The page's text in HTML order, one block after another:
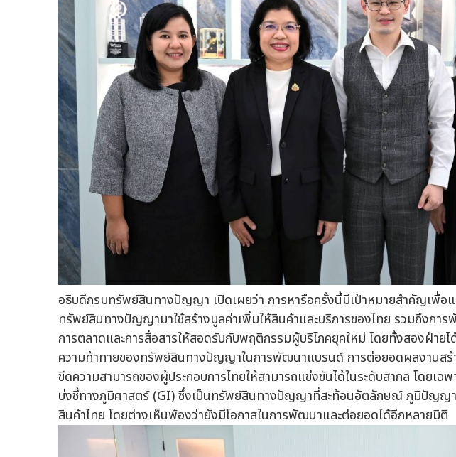
อธิบดีกรมทรัพย์สินทางปัญญา เปิดเผยว่า การหารือครั้งนี้มีเป้าหมายสำคัญเพื่อ
ทรัพย์สินทางปัญญามาใช้สร้างมูลค่าเพิ่มให้สินค้าและบริการของไทย รวมถึงกา
การตลาดและการสื่อสารให้สอดรับกับพฤติกรรมผู้บริโภคยุคใหม่ โดยทั้งสองฝ่าย
ความท้าทายของทรัพย์สินทางปัญญาในการพัฒนาแบรนด์ การต่อยอดผลงานสร้
ขีดความสามารถของผู้ประกอบการไทยให้สามารถแข่งขันได้ในระดับสากล โดยเฉ
บ่งชี้ทางภูมิศาสตร์ (GI) ซึ่งเป็นทรัพย์สินทางปัญญาที่สะท้อนอัตลักษณ์ ภูมิปัญญ
สินค้าไทย โดยต่างเห็นพ้องว่ายังมีโอกาสในการพัฒนาและต่อยอดได้อีกหลายมิติ